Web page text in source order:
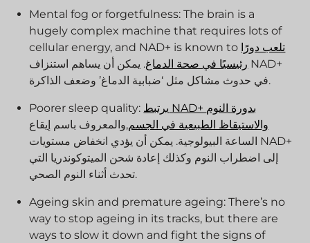
Mental fog or forgetfulness: The brain is a
hugely complex machine that requires lots of
cellular energy, and NAD+ is known to تلعب دورًا
رئيسيًا في صحة الدماغ. يمكن أن يساهم استنزاف NAD+
في حدوث مشاكل مثل ‘ضبابية الدماغ’ وضعف الذاكرة.
Poorer sleep quality: يرتبط NAD+ بدورة النوم
والاستيقاظ الطبيعية في الجسم,والمعروف باسم إيقاع
الساعة البيولوجية. يمكن أن يؤدي انخفاض مستويات NAD+
إلى اضطراب النوم وكذلك إعادة شحن الميتوكوندريا التي
تحدث أثناء النوم الصحي.
Ageing skin and premature ageing: There’s no
way to stop ageing in its tracks, but there are
ways to slow it down and fight the signs of